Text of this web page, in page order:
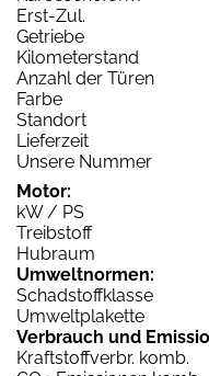
Erst-Zul.
Getriebe
Kilometerstand
Anzahl der Türen
Farbe
Standort
Lieferzeit
Unsere Nummer
Motor:
kW / PS
Treibstoff
Hubraum
Umweltnormen:
Schadstoffklasse
Umweltplakette
Verbrauch und
Kraftstoffverbr. komb.